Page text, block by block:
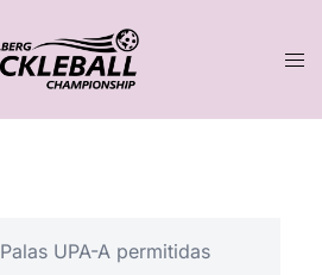
Palas UPA-A permitidas